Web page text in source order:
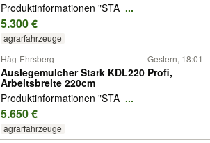
Produktinformationen "STA ...
5.300 €
agrarfahrzeuge
Häg-Ehrsberg Gestern, 18:01
Auslegemulcher Stark KDL220 Profi,
Arbeitsbreite 220cm
Produktinformationen "STA ...
5.650 €
agrarfahrzeuge